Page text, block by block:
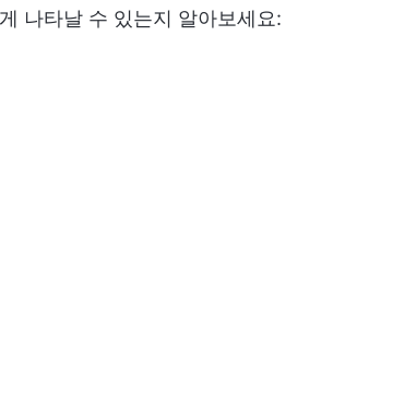
나타날 수 있는지 알아보세요: